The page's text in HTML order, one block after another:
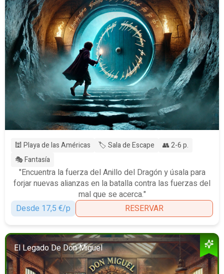
🕍 Playa de las Américas 🏷️ Sala de Escape
👥 2-6 p.
🎭 Fantasía
"Encuentra la fuerza del Anillo del Dragón y úsala para
forjar nuevas alianzas en la batalla contra las fuerzas del
mal que se acerca."
Desde 17,5 €/p
RESERVAR
El Legado De Don Miguel